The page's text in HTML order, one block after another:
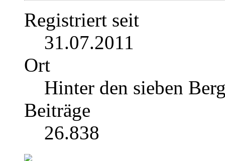
Registriert seit
31.07.2011
Ort
Hinter den sieben
Beiträge
26.838